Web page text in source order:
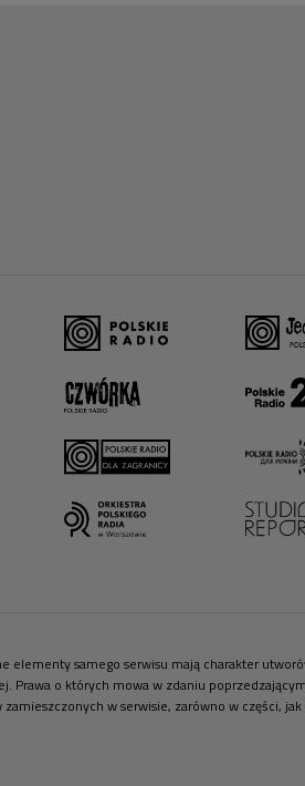
samego serwisu mają charakter
Prawa o których mowa w zdaniu
w serwisie, zarówno w części,